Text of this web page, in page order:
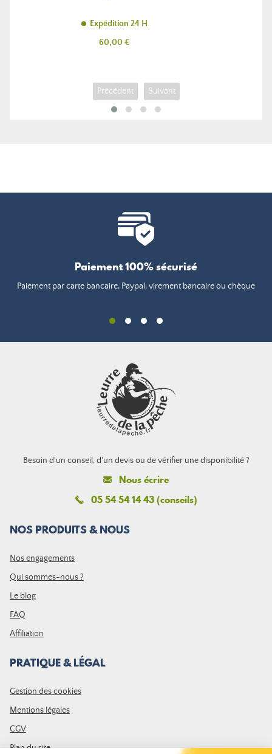
Expédition 24 H
Prix
60,00 €
Précédent Suivant
Paiement 100% sécurisé
Paiement par carte bancaire, Paypal, virement bancaire ou chèque
Besoin d'un conseil, d'un devis ou de vérifier une disponibilité ?
Nous écrire
05 54 54 14 43 (conseils)
NOS PRODUITS & NOUS
Nos engagements
Qui sommes-nous ?
Le blog
FAQ
Affiliation
PRATIQUE & LÉGAL
Gestion des cookies
Mentions légales
CGV
Plan du site